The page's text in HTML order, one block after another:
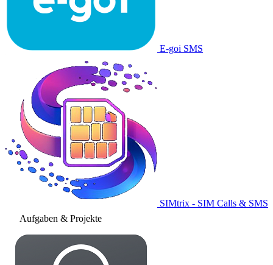
E-goi SMS
SIMtrix - SIM Calls & SMS
Aufgaben & Projekte